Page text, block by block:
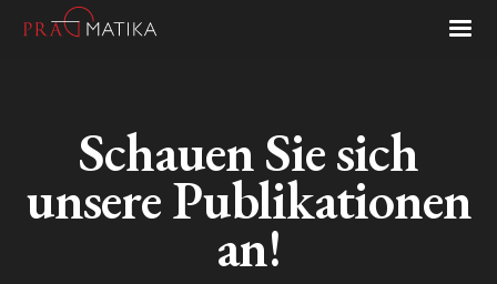
Schauen Sie sich
unsere Publikationen
an!